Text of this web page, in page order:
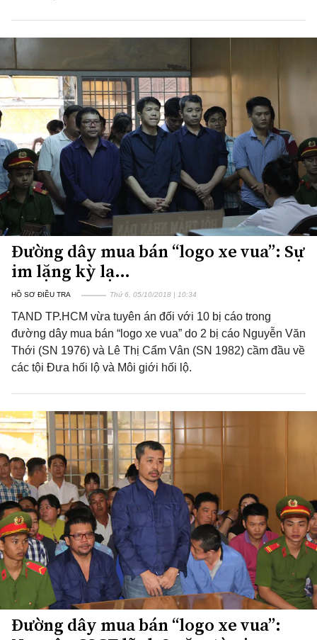
Đường dây mua bán “logo xe vua”: Sự
im lặng kỳ lạ…
HỒ SƠ ĐIỀU TRA Thứ 6, 05/10/2018 | 10:34
TAND TP.HCM vừa tuyên án đối với 10 bị cáo trong
đường dây mua bán “logo xe vua” do 2 bị cáo Nguyễn Văn
Thới (SN 1976) và Lê Thị Cẩm Vân (SN 1982) cầm đầu về
các tội Đưa hối lộ và Môi giới hối lộ.
Đường dây mua bán “logo xe vua”: